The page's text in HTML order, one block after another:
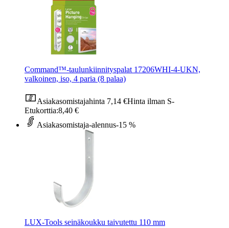
Command™-taulunkiinnityspalat 17206WHI-4-UKN,
valkoinen, iso, 4 paria (8 palaa)
Asiakasomistajahinta 7,14 €Hinta ilman S-
Etukorttia:8,40 €
Asiakasomistaja-alennus-15 %
LUX-Tools seinäkoukku taivutettu 110 mm